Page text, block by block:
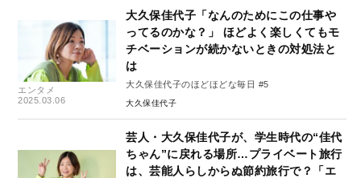
エンタメ
2025.03.06
大久保佳代子「なんのためにこの仕事や
ってるのかな？」 ほどよく楽しくてもモ
チベーションが続かないときの対処法と
は
大久保佳代子のほどほどな毎日 #5
大久保佳代子
芸人・大久保佳代子が、学生時代の“佳代
ちゃん”に戻れる場所…プライベート旅行
は、芸能人らしからぬ節約旅行で？「エ